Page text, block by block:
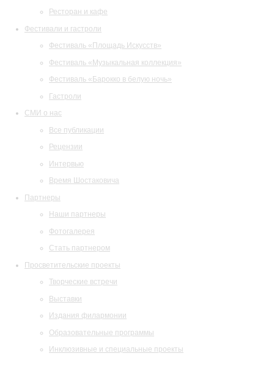
Ресторан и кафе
Фестивали и гастроли
Фестиваль «Площадь Искусств»
Фестиваль «Музыкальная коллекция»
Фестиваль «Барокко в белую ночь»
Гастроли
СМИ о нас
Все публикации
Рецензии
Интервью
Время Шостаковича
Партнеры
Наши партнеры
Фотогалерея
Стать партнером
Просветительские проекты
Творческие встречи
Выставки
Издания филармонии
Образовательные программы
Инклюзивные и специальные проекты